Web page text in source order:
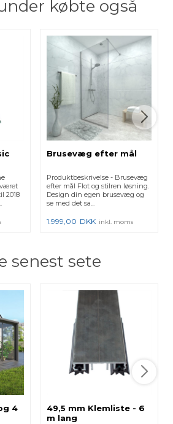
købte også
2018
Brusevæg efter mål
Produktbeskrivelse - Brusevæg
efter mål Flot og stilren løsning.
Design din egen brusevæg og
se med det sa...
1.999,00 DKK inkl. moms
senest sete
4
49,5 mm Klemliste - 6
m lang